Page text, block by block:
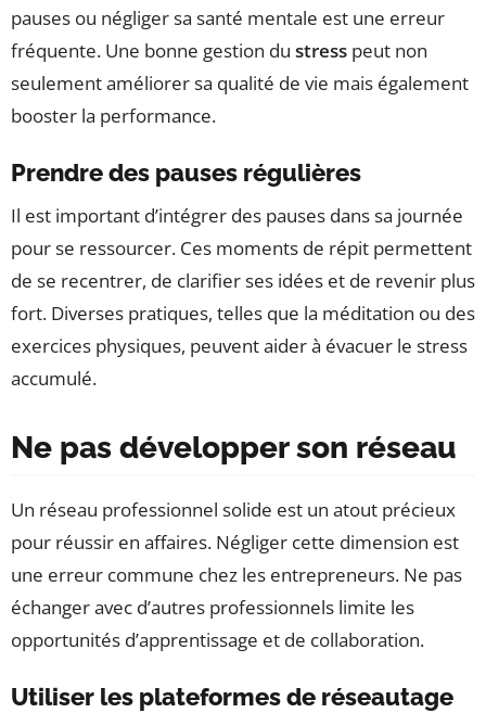
pauses ou négliger sa santé mentale est une erreur
fréquente. Une bonne gestion du stress peut non
seulement améliorer sa qualité de vie mais également
booster la performance.
Prendre des pauses régulières
Il est important d’intégrer des pauses dans sa journée
pour se ressourcer. Ces moments de répit permettent
de se recentrer, de clarifier ses idées et de revenir plus
fort. Diverses pratiques, telles que la méditation ou des
exercices physiques, peuvent aider à évacuer le stress
accumulé.
Ne pas développer son réseau
Un réseau professionnel solide est un atout précieux
pour réussir en affaires. Négliger cette dimension est
une erreur commune chez les entrepreneurs. Ne pas
échanger avec d’autres professionnels limite les
opportunités d’apprentissage et de collaboration.
Utiliser les plateformes de réseautage